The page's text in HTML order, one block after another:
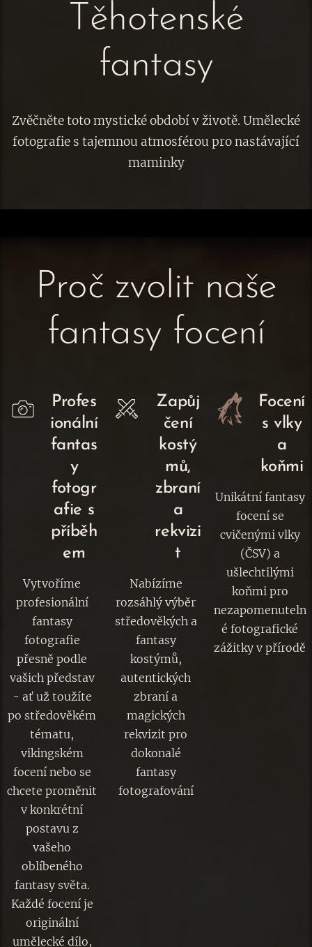
Těhotenské
fantasy
Zvěčněte toto mystické období v životě. Umělecké
fotografie s tajemnou atmosférou pro nastávající
maminky
Proč zvolit naše
fantasy focení
Profes
ionální
fantas
y
fotogr
afie s
příběh
em
Vytvoříme
profesionální
fantasy
fotografie
přesně podle
vašich představ
- ať už toužíte
po středověkém
tématu,
vikingském
focení nebo se
chcete proměnit
v konkrétní
postavu z
vašeho
oblíbeného
fantasy světa.
Každé focení je
originální
umělecké dílo,
Zapůj
čení
kostý
mů,
zbraní
a
rekvizi
t
Nabízíme
rozsáhlý výběr
středověkých a
fantasy
kostýmů,
autentických
zbraní a
magických
rekvizit pro
dokonalé
fantasy
fotografování
Focení
s vlky
a
koňmi
Unikátní fantasy
focení se
cvičenými vlky
(ČSV) a
ušlechtilými
koňmi pro
nezapomenuteln
é fotografické
zážitky v přírodě